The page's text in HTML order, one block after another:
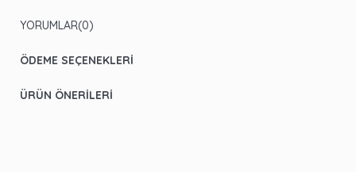
YORUMLAR(0)
ÖDEME SEÇENEKLERI
ÜRÜN ÖNERILERI